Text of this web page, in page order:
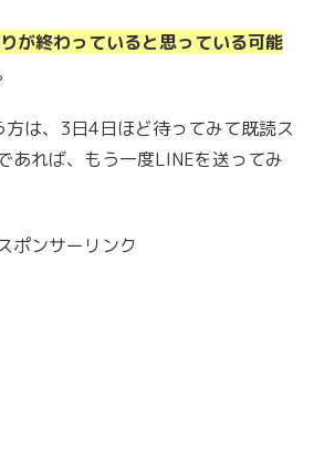
が終わっていると思っている可能
は、3日4日ほど待ってみて既読ス
あれば、もう一度LINEを送ってみ
ポンサーリンク